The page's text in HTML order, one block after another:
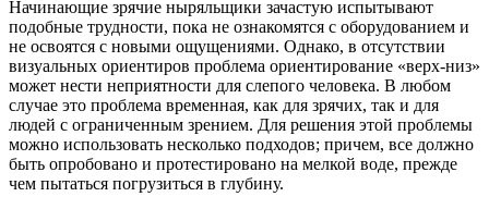
Начинающие зрячие ныряльщики зачастую испытывают
подобные трудности, пока не ознакомятся с оборудованием и
не освоятся с новыми ощущениями. Однако, в отсутствии
визуальных ориентиров проблема ориентирование «верх-низ»
может нести неприятности для слепого человека. В любом
случае это проблема временная, как для зрячих, так и для
людей с ограниченным зрением. Для решения этой проблемы
можно использовать несколько подходов; причем, все должно
быть опробовано и протестировано на мелкой воде, прежде
чем пытаться погрузиться в глубину.